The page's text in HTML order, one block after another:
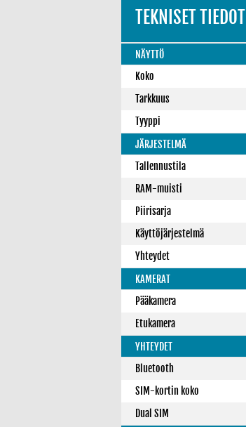
TEKNISET TIEDOT
NÄYTTÖ
Koko
Tarkkuus
Tyyppi
JÄRJESTELMÄ
Tallennustila
RAM-muisti
Piirisarja
Käyttöjärjestelmä
Yhteydet
KAMERAT
Pääkamera
Etukamera
YHTEYDET
Bluetooth
SIM-kortin koko
Dual SIM